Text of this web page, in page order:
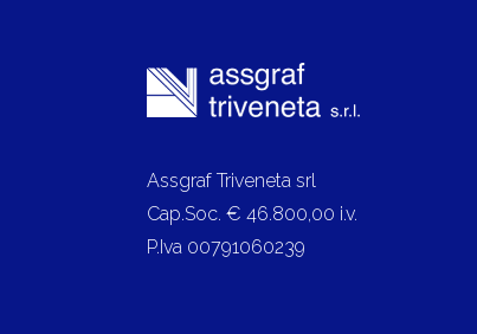
Assgraf Triveneta srl
Cap.Soc. € 46.800,00 i.v.
P.Iva 00791060239